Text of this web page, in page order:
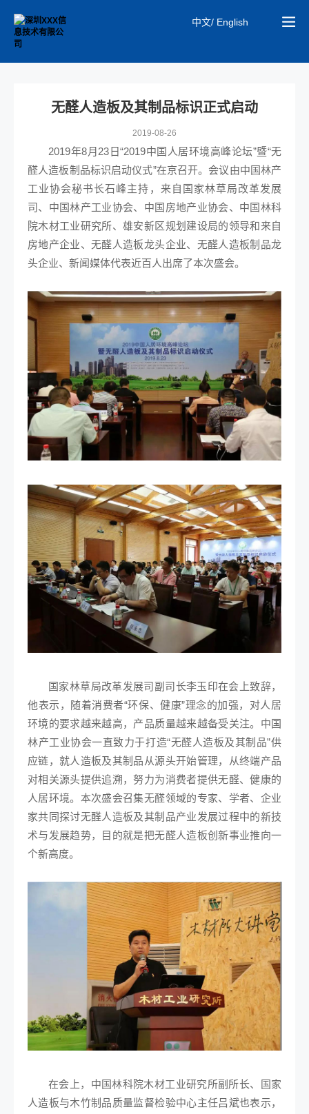
中文/ English
无醛人造板及其制品标识正式启动
2019-08-26
2019年8月23日“2019中国人居环境高峰论坛”暨“无
醛人造板制品标识启动仪式”在京召开。会议由中国林产
工业协会秘书长石峰主持，来自国家林草局改革发展
司、中国林产工业协会、中国房地产业协会、中国林科
院木材工业研究所、雄安新区规划建设局的领导和来自
房地产企业、无醛人造板龙头企业、无醛人造板制品龙
头企业、新闻媒体代表近百人出席了本次盛会。
国家林草局改革发展司副司长李玉印在会上致辞，
他表示，随着消费者“环保、健康”理念的加强，对人居
环境的要求越来越高，产品质量越来越备受关注。中国
林产工业协会一直致力于打造“无醛人造板及其制品”供
应链，就人造板及其制品从源头开始管理，从终端产品
对相关源头提供追溯，努力为消费者提供无醛、健康的
人居环境。本次盛会召集无醛领域的专家、学者、企业
家共同探讨无醛人造板及其制品产业发展过程中的新技
术与发展趋势，目的就是把无醛人造板创新事业推向一
个新高度。
在会上，中国林科院木材工业研究所副所长、国家
人造板与木竹制品质量监督检验中心主任吕斌也表示，